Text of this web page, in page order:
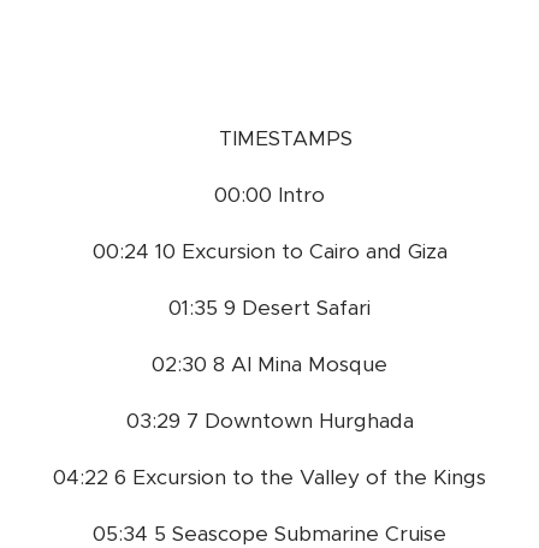
⏰ TIMESTAMPS
00:00 Intro
00:24 10 Excursion to Cairo and Giza
01:35 9 Desert Safari
02:30 8 Al Mina Mosque
03:29 7 Downtown Hurghada
04:22 6 Excursion to the Valley of the Kings
05:34 5 Seascope Submarine Cruise